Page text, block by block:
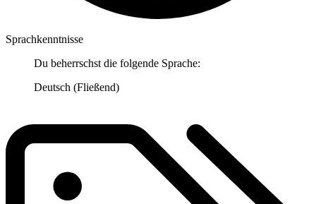
Sprachkenntnisse
Du beherrschst die folgende Sprache:
Deutsch (Fließend)